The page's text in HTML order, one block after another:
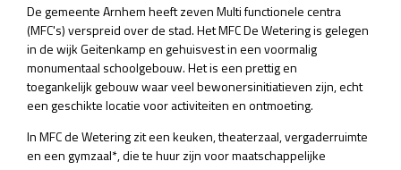
De gemeente Arnhem heeft zeven Multi functionele centra
(MFC's) verspreid over de stad. Het MFC De Wetering is gelegen
in de wijk Geitenkamp en gehuisvest in een voormalig
monumentaal schoolgebouw. Het is een prettig en
toegankelijk gebouw waar veel bewonersinitiatieven zijn, echt
een geschikte locatie voor activiteiten en ontmoeting.
In MFC de Wetering zit een keuken, theaterzaal, vergaderruimte
en een gymzaal*, die te huur zijn voor maatschappelijke